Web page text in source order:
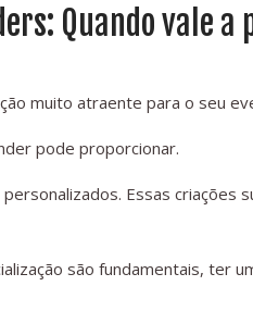
Quando vale a
muito atraente para o seu
pode proporcionar.
Essas criações
são fundamentais, ter